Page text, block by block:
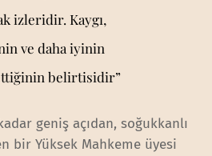
izleridir. Kaygı,
ve daha iyinin
belirtisidir”
geniş açıdan, soğukkanlı
bir Yüksek Mahkeme üyesi